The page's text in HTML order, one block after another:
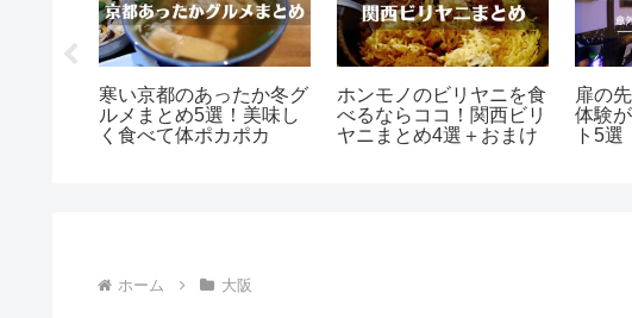
寒い京都のあったか冬グ
ルメまとめ5選！美味し
く食べて体ポカポカ
ホンモノのビリヤニを食
べるならココ！関西ビリ
ヤニまとめ4選＋おまけ
扉の
体験
ト5選
ホーム 大阪